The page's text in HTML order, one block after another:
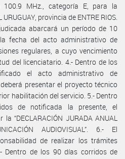
MHz., categoría E, para la
provincia de ENTRE RIOS.
abarcará un período de 10
fecha del acto administrativo de
regulares, a cuyo vencimiento
del licenciatario. 4.- Dentro de los
el acto administrativo de
presentar el proyecto técnico
habilitación del servicio. 5.- Dentro
de notificada la presente, el
“DECLARACIÓN JURADA ANUAL
AUDIOVISUAL”. 6.- El
de realizar los trámites
Dentro de los 90 días corridos de